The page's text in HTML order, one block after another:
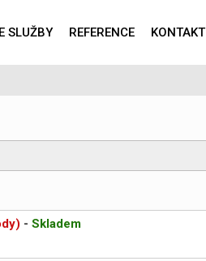
SLUŽBY REFERENCE KONTAKT
- Skladem